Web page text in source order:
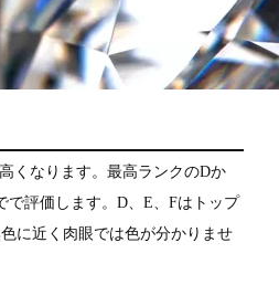
くなります。最高ランクのDか
で評価します。D、E、Fはトップ
に近く肉眼では色が分かりませ